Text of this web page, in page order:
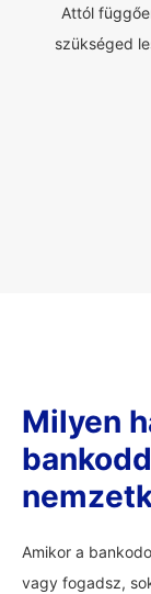
Attól
szükséged
Milyen
Amikor a
vagy fogadsz,